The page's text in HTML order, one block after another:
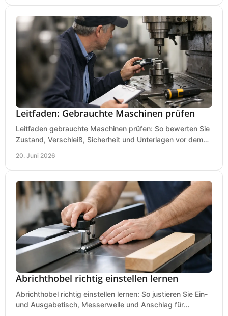
Leitfaden: Gebrauchte Maschinen prüfen
Leitfaden gebrauchte Maschinen prüfen: So bewerten Sie
Zustand, Verschleiß, Sicherheit und Unterlagen vor dem
20. Juni 2026
Abrichthobel richtig einstellen lernen
Abrichthobel richtig einstellen lernen: So justieren Sie Ein-
und Ausgabetisch, Messerwelle und Anschlag für